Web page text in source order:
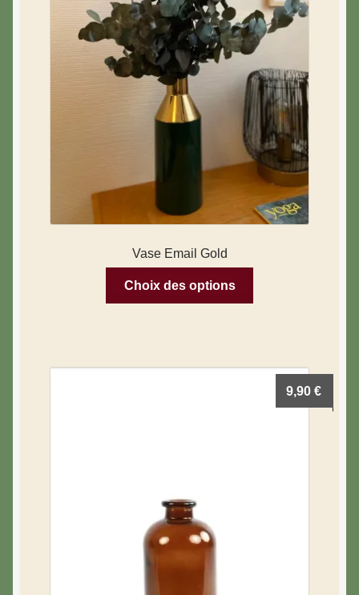
Vase Email Gold
Choix des options
9,90€